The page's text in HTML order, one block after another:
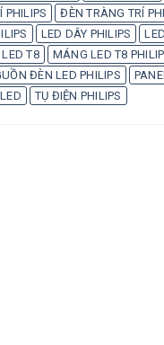
PHILIPS ĐÈN TRÀNG TRÍ
LED DÂY PHILIPS
T8 MÁNG LED T8
ĐÈN LED PHILIPS
TỤ ĐIỆN PHILIPS